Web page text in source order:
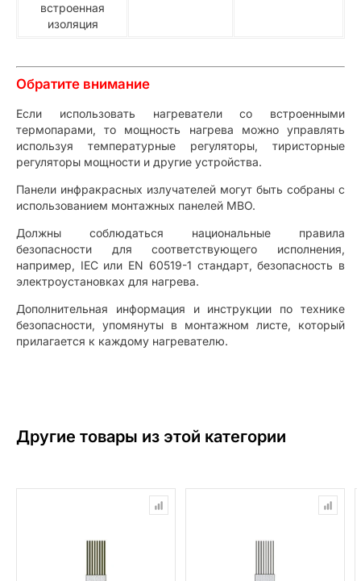
встроенная
изоляция
Обратите внимание
Если использовать нагреватели со встроенными
термопарами, то мощность нагрева можно управлять
используя температурные регуляторы, тиристорные
регуляторы мощности и другие устройства.
Панели инфракрасных излучателей могут быть собраны с
использованием монтажных панелей MBO.
Должны соблюдаться национальные правила
безопасности для соответствующего исполнения,
например, IEC или EN 60519-1 стандарт, безопасность в
электроустановках для нагрева.
Дополнительная информация и инструкции по технике
безопасности, упомянуты в монтажном листе, который
прилагается к каждому нагревателю.
Другие товары из этой категории